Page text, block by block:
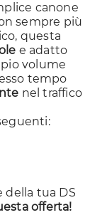
canone
sempre più
questa
e adatto
volume
tempo
nel traffico
della tua DS
offerta!